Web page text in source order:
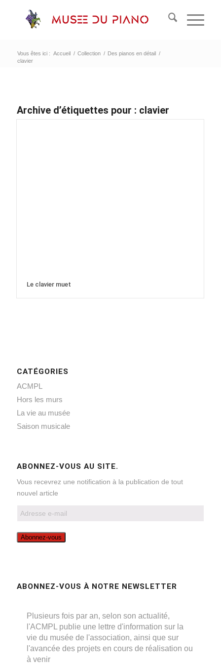
Vous êtes ici : Accueil / Collection / Des pianos en détail /
clavier
Archive d’étiquettes pour : clavier
Le clavier muet
CATÉGORIES
ACMPL
Hors les murs
La vie au musée
Saison musicale
ABONNEZ-VOUS AU SITE.
Vous recevrez une notification à la publication de tout
nouvel article
Adresse
mail
Abonnez-vous
ABONNEZ-VOUS À NOTRE NEWSLETTER
Plusieurs fois par an, selon son actualité,
l'ACMPL publie une lettre d'information sur la
vie du musée de l'association, ainsi que sur
l'avancée des projets en cours de réalisation ou
à venir